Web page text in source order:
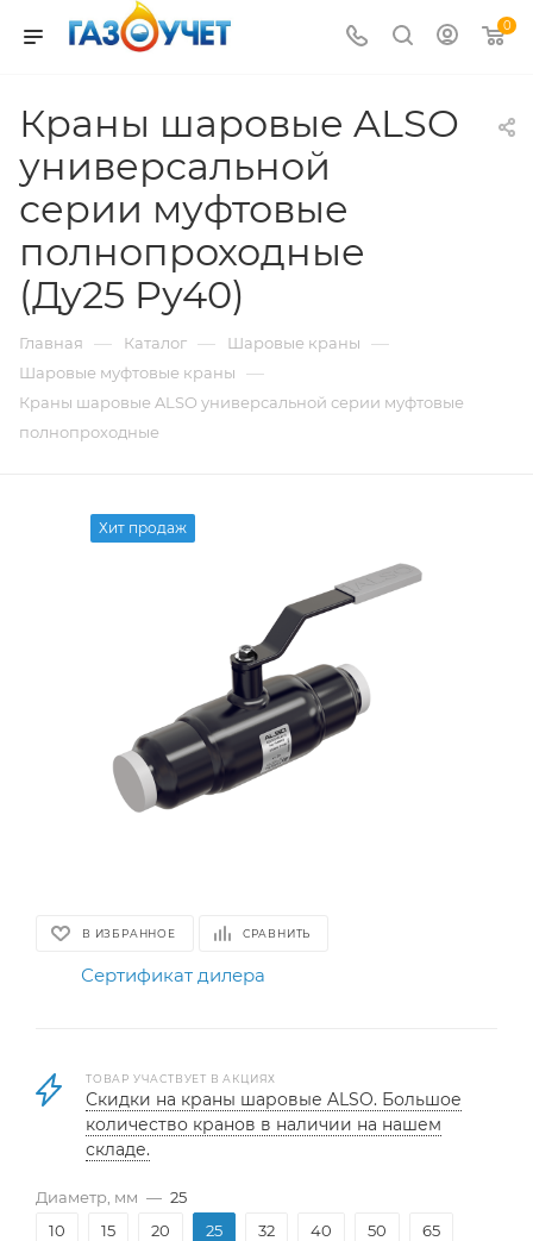
0
Краны шаровые ALSO
универсальной
серии муфтовые
полнопроходные
(Ду25 Pу40)
Главная — Каталог — Шаровые краны —
Шаровые муфтовые краны —
Краны шаровые ALSO универсальной серии муфтовые
полнопроходные
Хит продаж
В ИЗБРАННОЕ СРАВНИТЬ
Сертификат дилера
ТОВАР УЧАСТВУЕТ В АКЦИЯХ
Скидки на краны шаровые ALSO. Большое
количество кранов в наличии на нашем
складе.
Диаметр, мм — 25
10
15 20 25 32 40 50 65